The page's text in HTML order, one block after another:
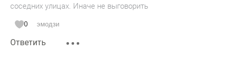
соседних улицах. Иначе не выговорить
0 эмодзи
Ответить